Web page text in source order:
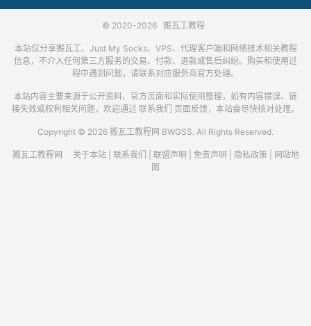
© 2020-2026 搬瓦工教程
本站仅分享搬瓦工、Just My Socks、VPS、代理客户端和网络技术相关教程
信息，不介入任何第三方服务的交易、付款、退款或售后纠纷。购买和使用过
程中遇到问题，请联系对应服务商官方处理。
本站内容主要来源于公开资料、官方页面和实际使用整理，如有内容错误、链
接失效或权利相关问题，欢迎通过 联系我们 页面反馈，本站会尽快核对处理。
Copyright © 2026 搬瓦工教程网 BWGSS. All Rights Reserved.
搬瓦工教程网 关于本站| 联系我们 联盟声明 免责声明 隐私政策
网站地
图